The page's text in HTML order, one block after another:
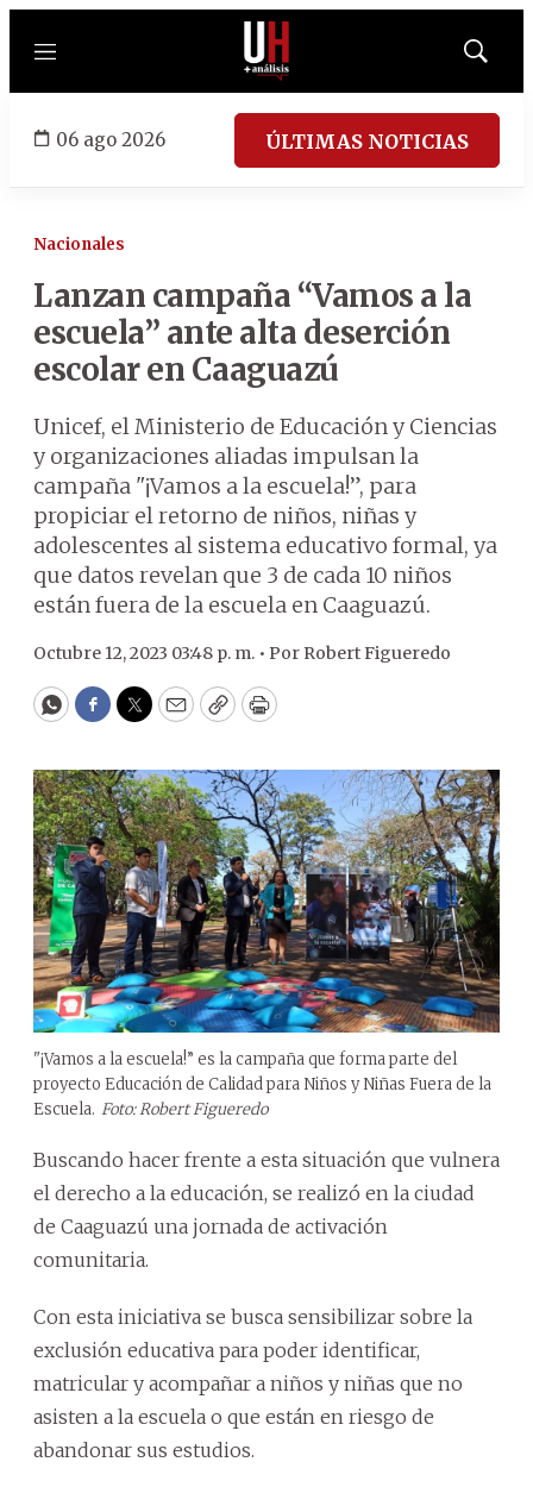
Menú
Mostrar
06 ago 2026 ÚLTIMAS NOTICIAS
Nacionales
Lanzan campaña “Vamos a la
escuela” ante alta deserción
escolar en Caaguazú
Unicef, el Ministerio de Educación y Ciencias
y organizaciones aliadas impulsan la
campaña "¡Vamos a la escuela!”, para
propiciar el retorno de niños, niñas y
adolescentes al sistema educativo formal, ya
que datos revelan que 3 de cada 10 niños
están fuera de la escuela en Caaguazú.
Octubre 12, 2023 03:48 p. m. • Por Robert Figueredo
WhatsApp
Facebook
Twitter
EmailCopyPrint
"¡Vamos a la escuela!” es la campaña que forma parte del
proyecto Educación de Calidad para Niños y Niñas Fuera de la
Escuela. Foto: Robert Figueredo
Buscando hacer frente a esta situación que vulnera
el derecho a la educación, se realizó en la ciudad
de Caaguazú una jornada de activación
comunitaria.
Con esta iniciativa se busca sensibilizar sobre la
exclusión educativa para poder identificar,
matricular y acompañar a niños y niñas que no
asisten a la escuela o que están en riesgo de
abandonar sus estudios.